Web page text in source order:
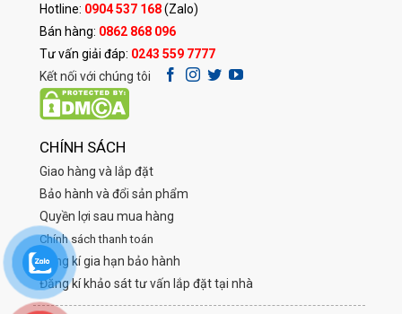
Hotline: 0904 537 168(Zalo)
Bán hàng: 0862 868 096
Tư vấn giải đáp: 0243 559 7777
Kết nối với chúng tôi
CHÍNH SÁCH
Giao hàng và lắp đặt
Bảo hành và đổi sản phẩm
Quyền lợi sau mua hàng
Chính sách thanh toán
Đăng kí gia hạn bảo hành
Đăng kí khảo sát tư vấn lắp đặt tại nhà